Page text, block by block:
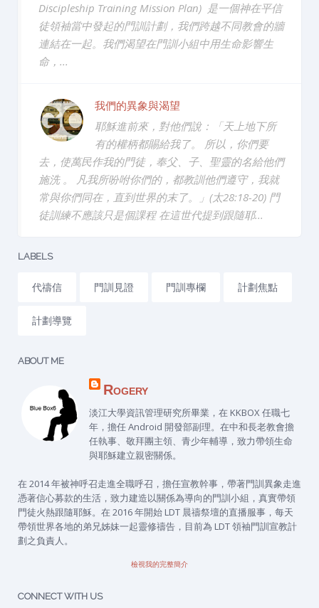
Discipleship Training Mission Plan) 是一個神在平信
徒領袖當中發起的門訓計劃，我們跨越不同教會的牆
連結在一起。我們渴望在門訓小組中用生命影響生
命，...
我們的異象與渴望
耶穌進前來，對他們說：「天上地下所
有的權柄都賜給我了。 所以，你們要
去，使萬民作我的門徒，奉父、子、聖靈的名給他們
施洗 。 凡我所吩咐你們的，都教訓他們遵守，我就
常與你們同在，直到世界的末了。」(太28:18-20) 門
徒訓練不應該只是個課程 在這世代提到跟隨耶...
LABELS
代禱信 門訓見證 門訓專欄 計劃焦點
計劃導覽
ABOUT ME
Rogery
淡江大學資訊管理研究所畢業，在 KKBOX 任職七
年，擔任 Android 開發部副理。在中和長老教會擔
任執事、敬拜團主領、青少年輔導，致力帶領生命
與耶穌建立親密關係。
在 2014 年被神呼召走進全職呼召，擔任宣教幹事，帶著門訓異象走進
憑著信心募款的生活，致力建造以關係為導向的門訓小組，真實帶領
門徒火熱跟隨耶穌。在 2016 年開始 LDT 晨禱祭壇的直播服事，每天
帶領世界各地的弟兄姊妹一起靈修禱告，目前為 LDT 領袖門訓宣教計
劃之負責人。
檢視我的完整簡介
CONNECT WITH US